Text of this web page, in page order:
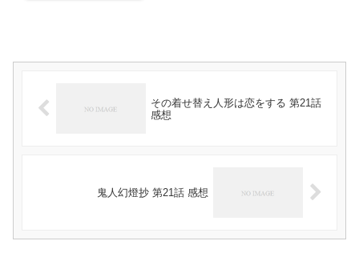
その着せ替え人形は恋をする 第21話
感想
鬼人幻燈抄 第21話 感想